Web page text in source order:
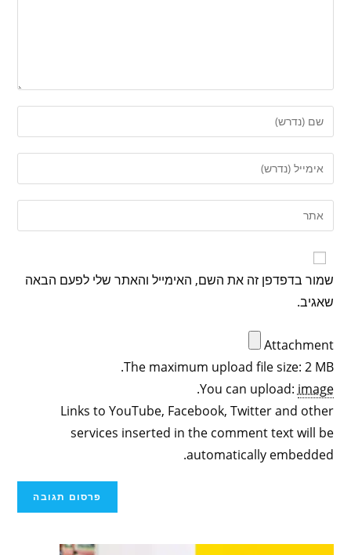
שמור בדפדפן זה את השם, האימייל והאתר שלי לפעם הבאה
שאגיב.
Attachment
The maximum upload file size: 2 MB.
You can upload: image
.
Links to YouTube, Facebook, Twitter and other
services inserted in the comment text will be
automatically embedded.